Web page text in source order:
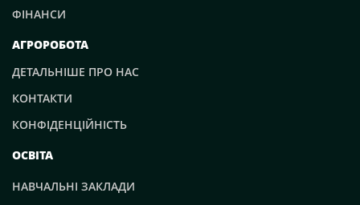
ФІНАНСИ
АГРОРОБОТА
ДЕТАЛЬНІШЕ ПРО НАС
КОНТАКТИ
КОНФІДЕНЦІЙНІСТЬ
ОСВІТА
НАВЧАЛЬНІ ЗАКЛАДИ